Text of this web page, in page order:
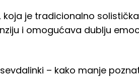
je tradicionalno
i omogućava dublju
– kako manje